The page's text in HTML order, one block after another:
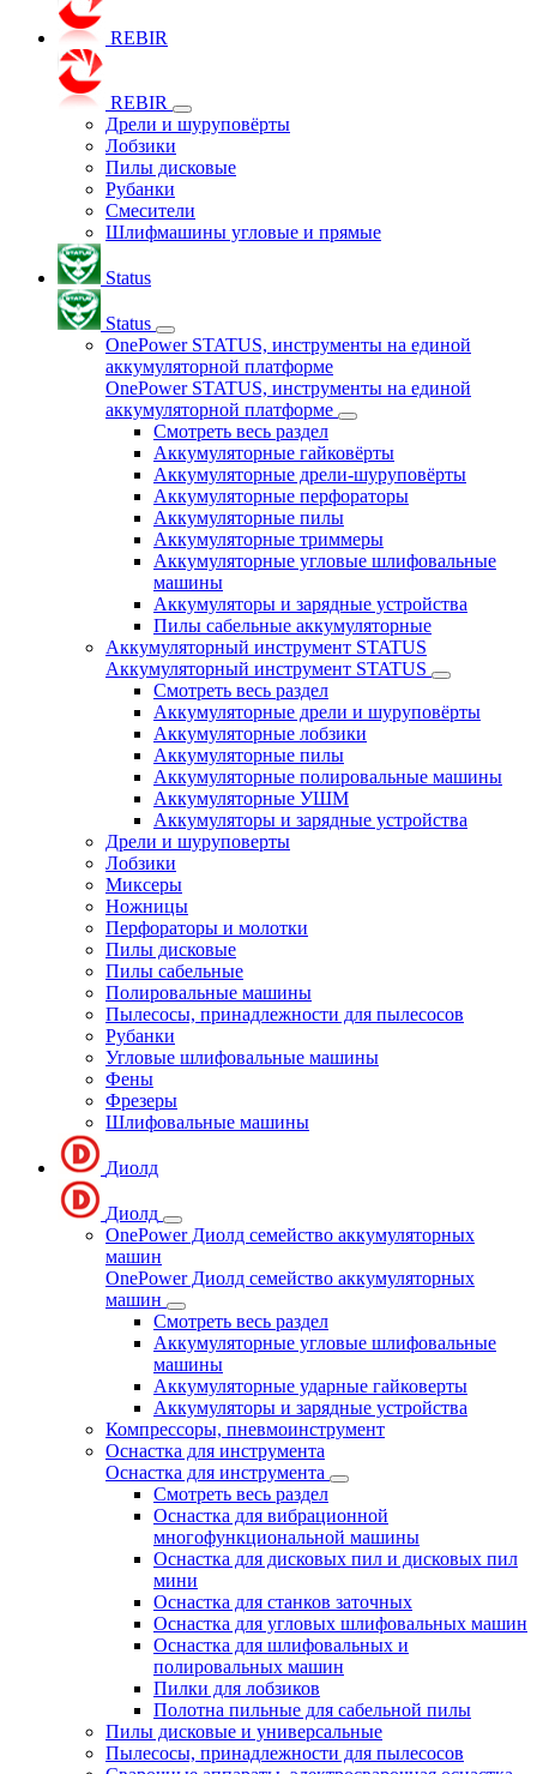
REBIR
REBIR
Дрели и шуруповёрты
Лобзики
Пилы дисковые
Рубанки
Смесители
Шлифмашины угловые и прямые
Status
Status
OnePower STATUS, инструменты на единой
аккумуляторной платформе
OnePower STATUS, инструменты на единой
аккумуляторной платформе
Смотреть весь раздел
Аккумуляторные гайковёрты
Аккумуляторные дрели-шуруповёрты
Аккумуляторные перфораторы
Аккумуляторные пилы
Аккумуляторные триммеры
Аккумуляторные угловые шлифовальные
машины
Аккумуляторы и зарядные устройства
Пилы сабельные аккумуляторные
Аккумуляторный инструмент STATUS
Аккумуляторный инструмент STATUS
Смотреть весь раздел
Аккумуляторные дрели и шуруповёрты
Аккумуляторные лобзики
Аккумуляторные пилы
Аккумуляторные полировальные машины
Аккумуляторные УШМ
Аккумуляторы и зарядные устройства
Дрели и шуруповерты
Лобзики
Миксеры
Ножницы
Перфораторы и молотки
Пилы дисковые
Пилы сабельные
Полировальные машины
Пылесосы, принадлежности для пылесосов
Рубанки
Угловые шлифовальные машины
Фены
Фрезеры
Шлифовальные машины
Диолд
Диолд
OnePower Диолд семейство аккумуляторных
машин
OnePower Диолд семейство аккумуляторных
машин
Смотреть весь раздел
Аккумуляторные угловые шлифовальные
машины
Аккумуляторные ударные гайковерты
Аккумуляторы и зарядные устройства
Компрессоры, пневмоинструмент
Оснастка для инструмента
Оснастка для инструмента
Смотреть весь раздел
Оснастка для вибрационной
многофункциональной машины
Оснастка для дисковых пил и дисковых пил
мини
Оснастка для станков заточных
Оснастка для угловых шлифовальных машин
Оснастка для шлифовальных и
полировальных машин
Пилки для лобзиков
Полотна пильные для сабельной пилы
Пилы дисковые и универсальные
Пылесосы, принадлежности для пылесосов